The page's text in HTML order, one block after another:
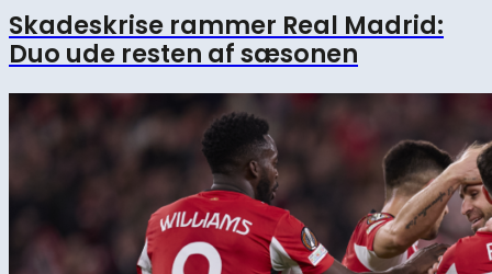
Skadeskrise rammer Real Madrid:
Duo ude resten af sæsonen